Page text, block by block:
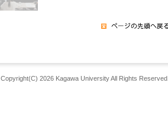
Copyright(C) 2026 Kagawa University All Rights Reserved.